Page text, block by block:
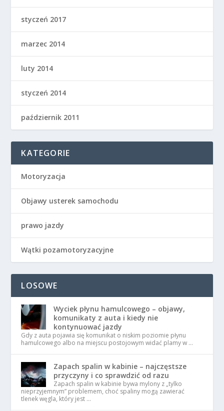
styczeń 2017
marzec 2014
luty 2014
styczeń 2014
październik 2011
KATEGORIE
Motoryzacja
Objawy usterek samochodu
prawo jazdy
Wątki pozamotoryzacyjne
LOSOWE
Wyciek płynu hamulcowego – objawy,
komunikaty z auta i kiedy nie
kontynuować jazdy
Gdy z auta pojawia się komunikat o niskim poziomie płynu
hamulcowego albo na miejscu postojowym widać plamy w …
Zapach spalin w kabinie – najczęstsze
przyczyny i co sprawdzić od razu
Zapach spalin w kabinie bywa mylony z „tylko
nieprzyjemnym” problemem, choć spaliny mogą zawierać
tlenek węgla, który jest …